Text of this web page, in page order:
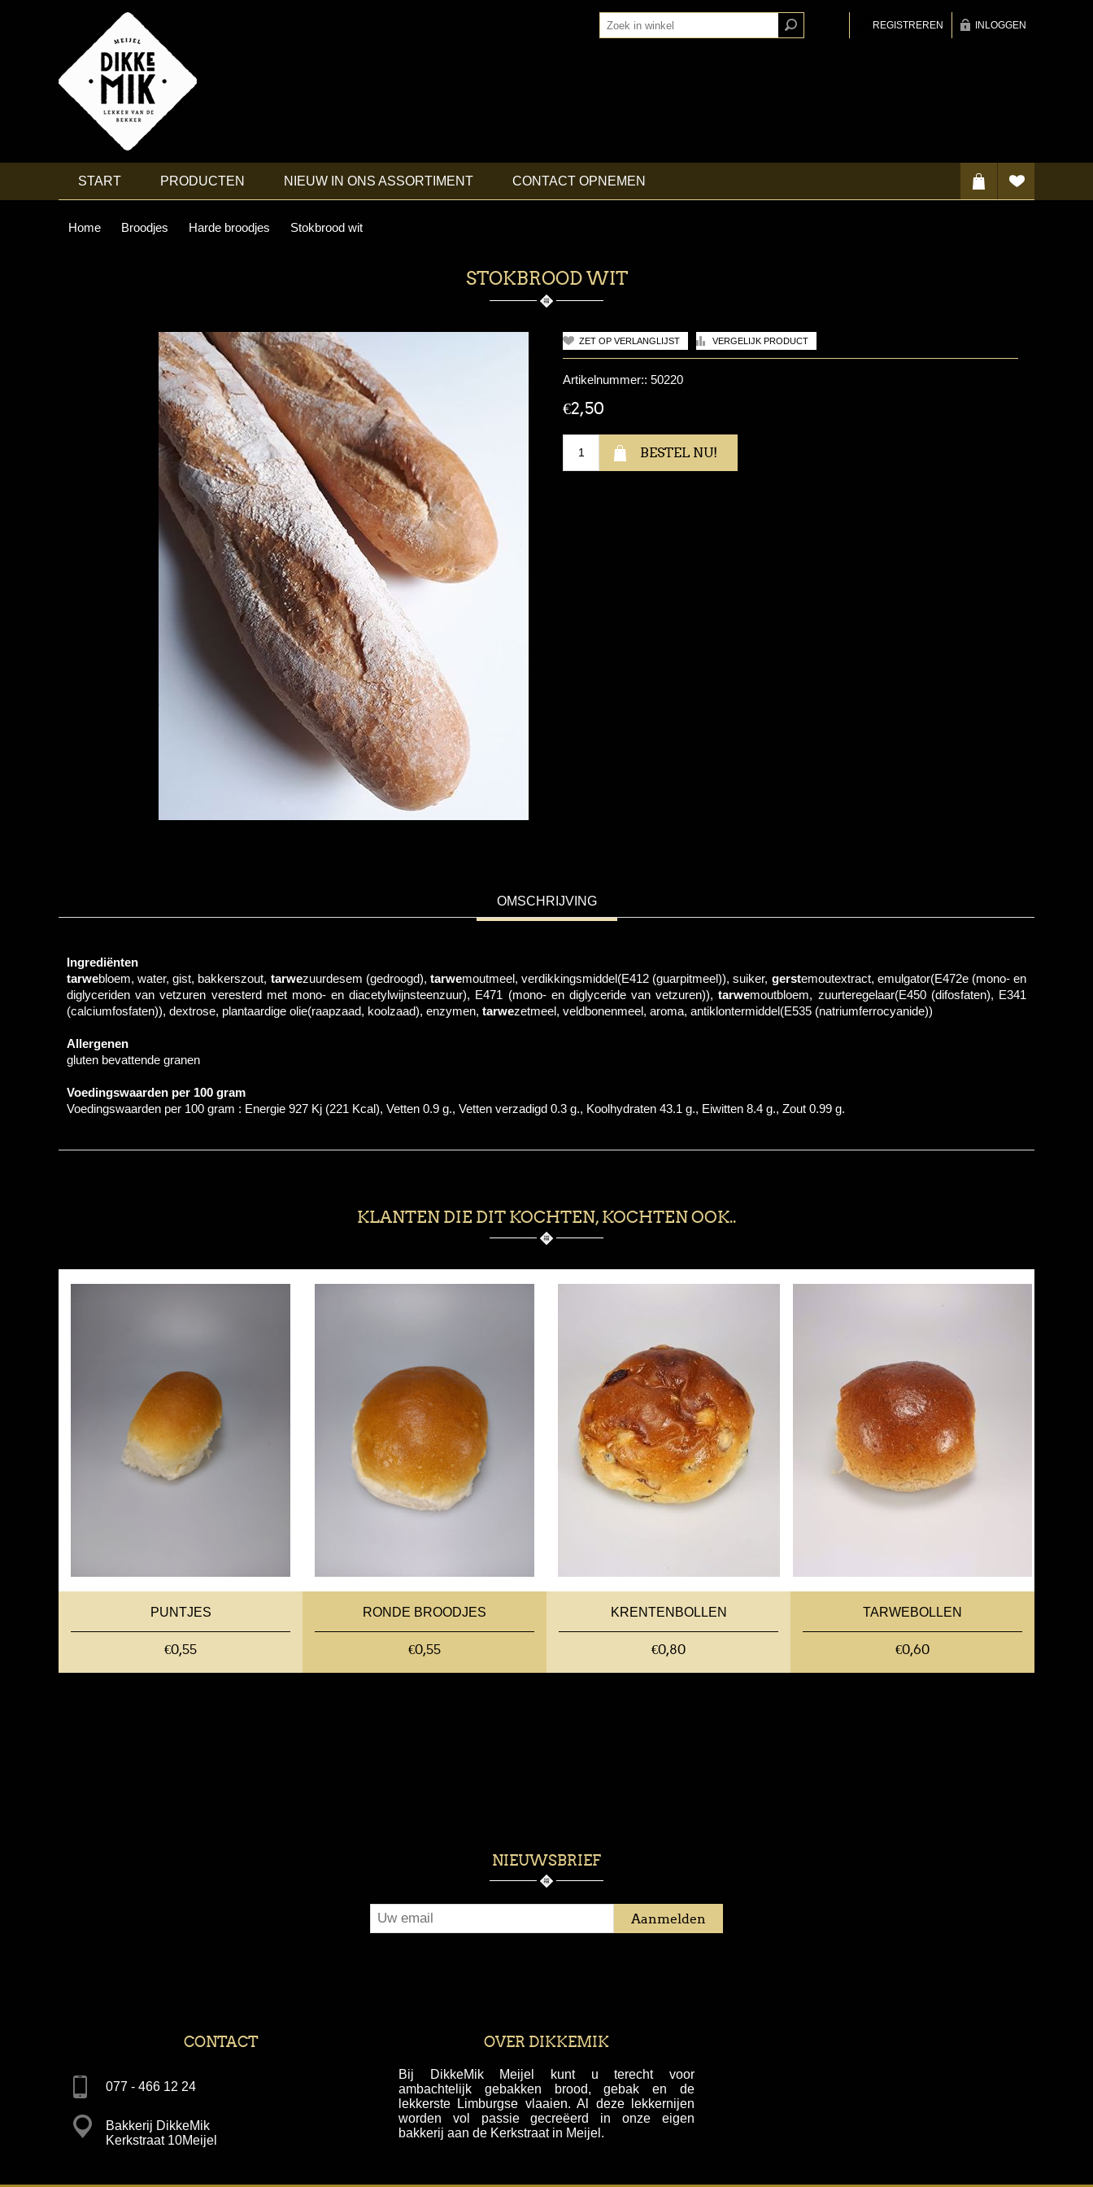
REGISTREREN INLOGGEN
START PRODUCTEN NIEUW IN ONS ASSORTIMENT CONTACT OPNEMEN
Home Broodjes Harde broodjes Stokbrood wit
STOKBROOD WIT
Artikelnummer:: 50220
€2,50
OMSCHRIJVING
Ingrediënten
tarwebloem, water, gist, bakkerszout, tarwezuurdesem (gedroogd), tarwemoutmeel, verdikkingsmiddel(E412 (guarpitmeel)), suiker, gerstemoutextract, emulgator(E472e (mono- en
diglyceriden van vetzuren veresterd met mono- en diacetylwijnsteenzuur), E471 (mono- en diglyceride van vetzuren)),tarwemoutbloem, zuurteregelaar(E450 (difosfaten), E341
(calciumfosfaten)), dextrose, plantaardige olie(raapzaad, koolzaad), enzymen, tarwezetmeel, veldbonenmeel, aroma, antiklontermiddel(E535 (natriumferrocyanide))
Allergenen
gluten bevattende granen
Voedingswaarden per 100 gram
Voedingswaarden per 100 gram : Energie 927 Kj (221 Kcal), Vetten 0.9 g., Vetten verzadigd 0.3 g., Koolhydraten 43.1 g., Eiwitten 8.4 g., Zout 0.99 g.
KLANTEN DIE DIT KOCHTEN, KOCHTEN OOK..
PUNTJES
€0,55
RONDE BROODJES
€0,55
KRENTENBOLLEN
€0,80
TARWEBOLLEN
€0,60
NIEUWSBRIEF
CONTACT
077 - 466 12 24
Bakkerij DikkeMik
Kerkstraat 10Meijel
OVER DIKKEMIK
Bij DikkeMik Meijel kunt u terecht voor
ambachtelijk gebakken brood, gebak en de
lekkerste Limburgse vlaaien. Al deze lekkernijen
worden vol passie gecreëerd in onze eigen
bakkerij aan de Kerkstraat in Meijel.